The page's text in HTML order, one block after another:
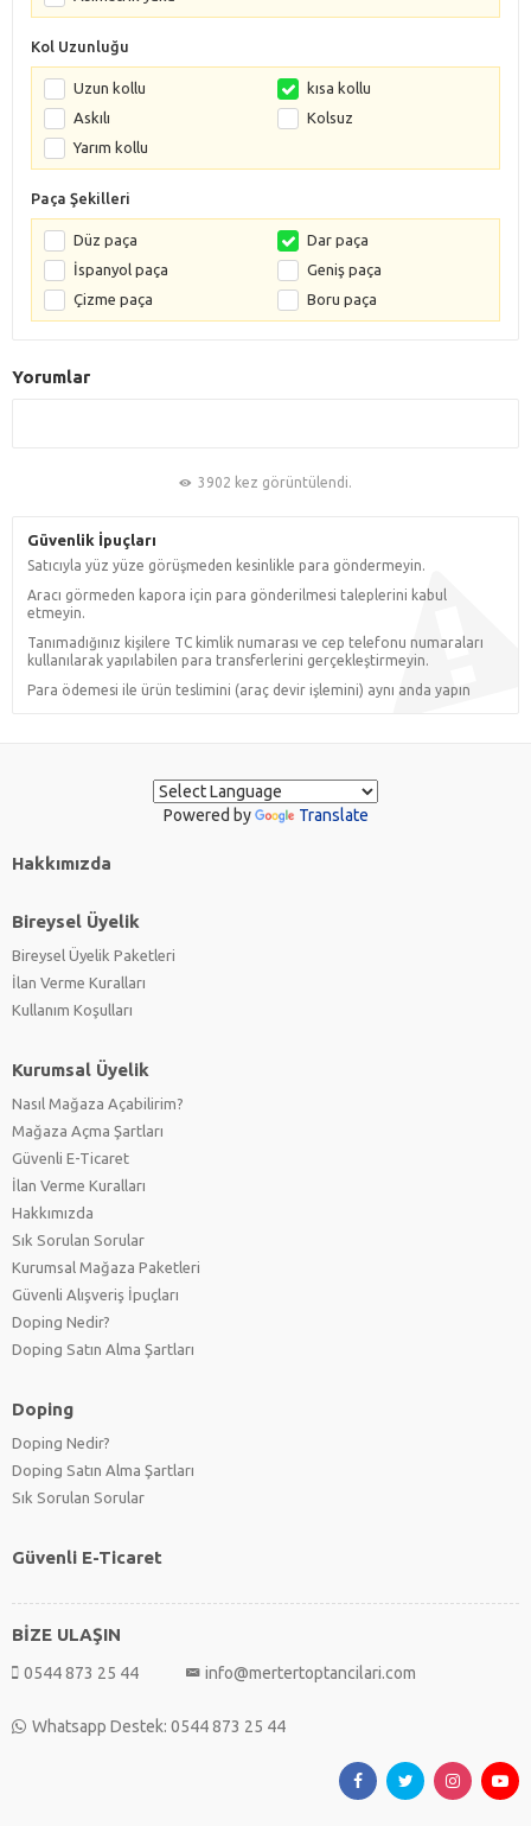
Kol Uzunluğu
Uzun kollu
kısa kollu
Askılı
Kolsuz
Yarım kollu
Paça Şekilleri
Düz paça
Dar paça
İspanyol paça
Geniş paça
Çizme paça
Boru paça
Yorumlar
3902 kez görüntülendi.
Güvenlik İpuçları
Satıcıyla yüz yüze görüşmeden kesinlikle para göndermeyin.
Aracı görmeden kapora için para gönderilmesi taleplerini kabul
etmeyin.
Tanımadığınız kişilere TC kimlik numarası ve cep telefonu numaraları
kullanılarak yapılabilen para transferlerini gerçekleştirmeyin.
Para ödemesi ile ürün teslimini (araç devir işlemini) aynı anda yapın
Powered by Translate
Hakkımızda
Bireysel Üyelik
Bireysel Üyelik Paketleri
İlan Verme Kuralları
Kullanım Koşulları
Kurumsal Üyelik
Nasıl Mağaza Açabilirim?
Mağaza Açma Şartları
Güvenli E-Ticaret
İlan Verme Kuralları
Hakkımızda
Sık Sorulan Sorular
Kurumsal Mağaza Paketleri
Güvenli Alışveriş İpuçları
Doping Nedir?
Doping Satın Alma Şartları
Doping
Doping Nedir?
Doping Satın Alma Şartları
Sık Sorulan Sorular
Güvenli E-Ticaret
BİZE ULAŞIN
0544 873 25 44 info@mertertoptancilari.com
Whatsapp Destek: 0544 873 25 44